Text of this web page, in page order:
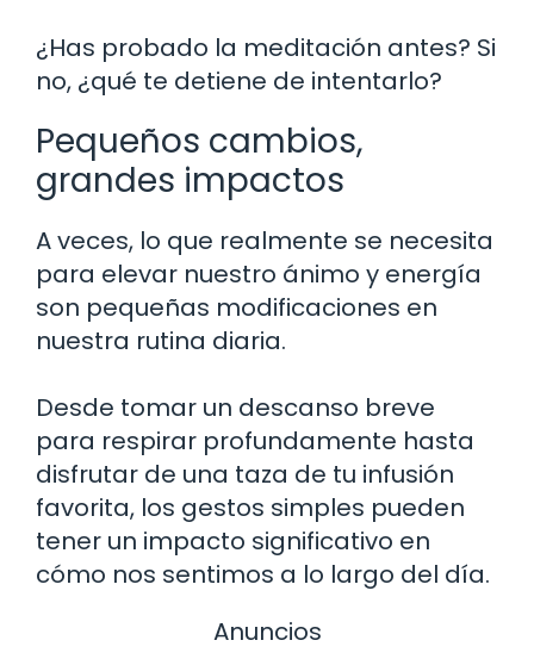
¿Has probado la meditación antes? Si
no, ¿qué te detiene de intentarlo?
Pequeños cambios,
grandes impactos
A veces, lo que realmente se necesita
para elevar nuestro ánimo y energía
son pequeñas modificaciones en
nuestra rutina diaria.
Desde tomar un descanso breve
para respirar profundamente hasta
disfrutar de una taza de tu infusión
favorita, los gestos simples pueden
tener un impacto significativo en
cómo nos sentimos a lo largo del día.
Anuncios